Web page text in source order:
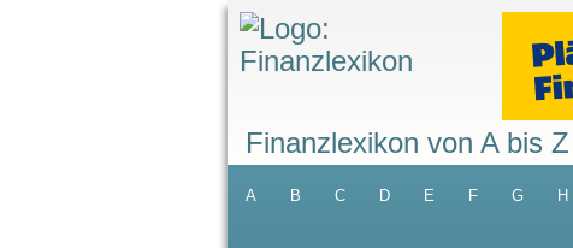
Finanzlexikon von A bis Z
A B C D E F G H